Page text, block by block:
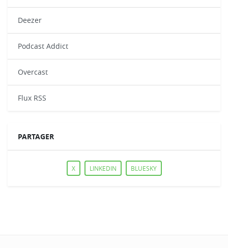
Deezer
Podcast Addict
Overcast
Flux RSS
PARTAGER
X LINKEDIN BLUESKY